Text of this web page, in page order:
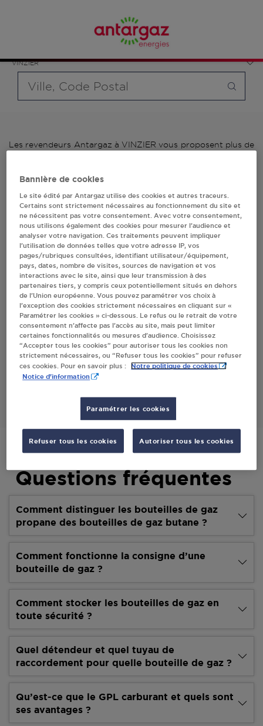
VINZIER
bouteille souhaité et le type de point de vente (revendeur /
distributeur automatique de bouteilles de gaz ou station GPL
carburant)
Les revendeurs Antargaz à VINZIER vous proposent plus de
Antargaz à VINZIER, l'adresse, le numéro de téléphone de
votre stations GPL ou distributeurs de bouteilles de gaz.
1 revendeur(s) Antargaz
à VINZIER
Villes
DISTRIBUTEUR AUTOMATIQUE 24/24
SYSTÈME U VINZIER
267 ROUTE DE VERS LES GRANGES
74500VINZIER
Questions fréquentes
Comment distinguer les bouteilles de gaz
propane des bouteilles de gaz butane ?
Comment fonctionne la consigne d’une
bouteille de gaz ?
Comment stocker les bouteilles de gaz en
toute sécurité ?
Quel détendeur et quel tuyau de
raccordement pour quelle bouteille de gaz ?
Qu’est-ce que le GPL carburant et quels sont
ses avantages ?
Bannière de cookies
Le site édité par Antargaz utilise des cookies et autres traceurs.
Certains sont strictement nécessaires au fonctionnement du site et
ne nécessitent pas votre consentement. Avec votre consentement,
nous utilisons également des cookies pour mesurer l’audience et
analyser votre navigation. Ces traitements peuvent impliquer
l’utilisation de données telles que votre adresse IP, vos
pages/rubriques consultées, identifiant utilisateur/équipement,
pays, dates, nombre de visites, sources de navigation et vos
interactions avec le site, ainsi que leur transmission à des
partenaires tiers, y compris ceux potentiellement situés en dehors
de l’Union européenne. Vous pouvez paramétrer vos choix à
l’exception des cookies strictement nécessaires en cliquant sur «
Paramétrer les cookies » ci-dessous. Le refus ou le retrait de votre
consentement n’affecte pas l’accès au site, mais peut limiter
certaines fonctionnalités ou mesures d’audience. Choisissez
“Accepter tous les cookies” pour autoriser tous les cookies non
strictement nécessaires, ou “Refuser tous les cookies” pour refuser
ces cookies. Pour en savoir plus :
Notre politique de cookies
Notice d'information
Paramétrer les cookies
Refuser tous les cookies Autoriser tous les cookies